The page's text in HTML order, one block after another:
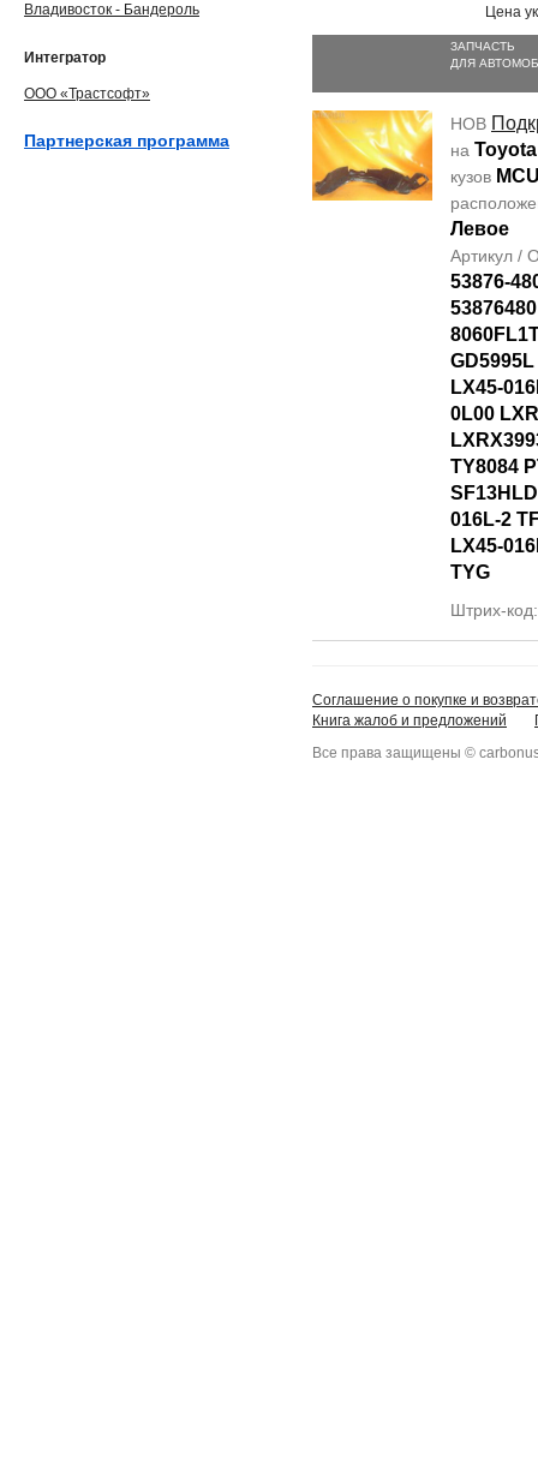
Цена
ЗАПЧАСТЬ
ДЛЯ
НОВ
на
кузов
Левое
Артикул /
53876-
LX45-
0L00
TY8084
016L-2
LX45-
TYG
Штрих-
Владивосток - Бандероль
Интегратор
ООО «Трастсофт»
Партнерская программа
Соглашение о покупке и
Книга жалоб и предложений
Все права защищены ©